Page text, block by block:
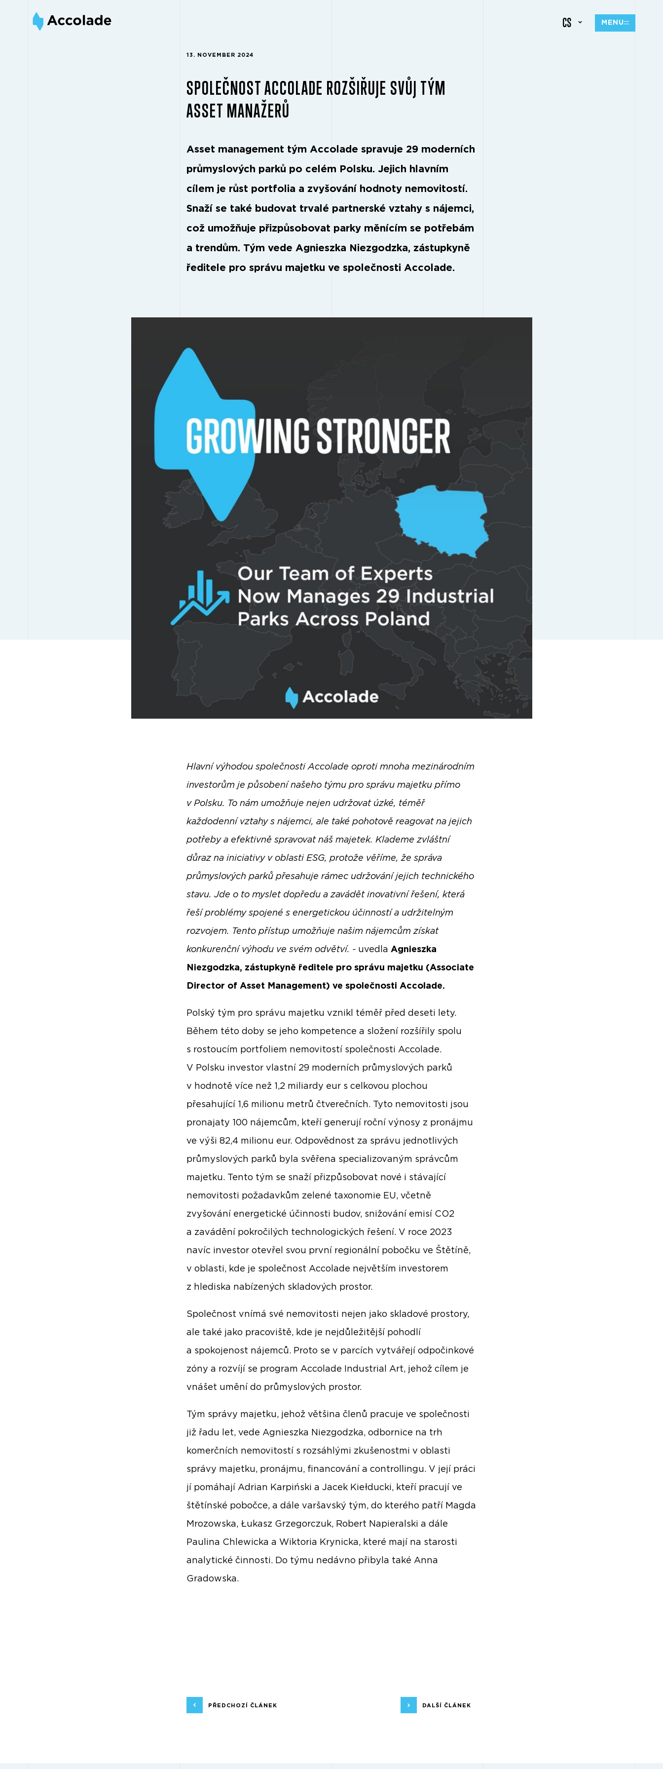
CS MENU
13. NOVEMBER 2024
SPOLEČNOST ACCOLADE ROZŠIŘUJE SVŮJ TÝM
ASSET MANAŽERŮ
Asset management tým Accolade spravuje 29 moderních
průmyslových parků po celém Polsku. Jejich hlavním
cílem je růst portfolia a zvyšování hodnoty nemovitostí.
Snaží se také budovat trvalé partnerské vztahy s nájemci,
což umožňuje přizpůsobovat parky měnícím se potřebám
a trendům. Tým vede Agnieszka Niezgodzka, zástupkyně
ředitele pro správu majetku ve společnosti Accolade.
Hlavní výhodou společnosti Accolade oproti mnoha mezinárodním
investorům je působení našeho týmu pro správu majetku přímo
v Polsku. To nám umožňuje nejen udržovat úzké, téměř
každodenní vztahy s nájemci, ale také pohotově reagovat na jejich
potřeby a efektivně spravovat náš majetek. Klademe zvláštní
důraz na iniciativy v oblasti ESG, protože věříme, že správa
průmyslových parků přesahuje rámec udržování jejich technického
stavu. Jde o to myslet dopředu a zavádět inovativní řešení, která
řeší problémy spojené s energetickou účinností a udržitelným
rozvojem. Tento přístup umožňuje našim nájemcům získat
konkurenční výhodu ve svém odvětví. - uvedla Agnieszka
Niezgodzka, zástupkyně ředitele pro správu majetku (Associate
Director of Asset Management) ve společnosti Accolade.
Polský tým pro správu majetku vznikl téměř před deseti lety.
Během této doby se jeho kompetence a složení rozšířily spolu
s rostoucím portfoliem nemovitostí společnosti Accolade.
V Polsku investor vlastní 29 moderních průmyslových parků
v hodnotě více než 1,2 miliardy eur s celkovou plochou
přesahující 1,6 milionu metrů čtverečních. Tyto nemovitosti jsou
pronajaty 100 nájemcům, kteří generují roční výnosy z pronájmu
ve výši 82,4 milionu eur. Odpovědnost za správu jednotlivých
průmyslových parků byla svěřena specializovaným správcům
majetku. Tento tým se snaží přizpůsobovat nové i stávající
nemovitosti požadavkům zelené taxonomie EU, včetně
zvyšování energetické účinnosti budov, snižování emisí CO2
a zavádění pokročilých technologických řešení. V roce 2023
navíc investor otevřel svou první regionální pobočku ve Štětíně,
v oblasti, kde je společnost Accolade největším investorem
z hlediska nabízených skladových prostor.
Společnost vnímá své nemovitosti nejen jako skladové prostory,
ale také jako pracoviště, kde je nejdůležitější pohodlí
a spokojenost nájemců. Proto se v parcích vytvářejí odpočinkové
zóny a rozvíjí se program Accolade Industrial Art, jehož cílem je
vnášet umění do průmyslových prostor.
Tým správy majetku, jehož většina členů pracuje ve společnosti
již řadu let, vede Agnieszka Niezgodzka, odbornice na trh
komerčních nemovitostí s rozsáhlými zkušenostmi v oblasti
správy majetku, pronájmu, financování a controllingu. V její práci
jí pomáhají Adrian Karpiński a Jacek Kiełducki, kteří pracují ve
štětínské pobočce, a dále varšavský tým, do kterého patří Magda
Mrozowska, Łukasz Grzegorczuk, Robert Napieralski a dále
Paulina Chlewicka a Wiktoria Krynicka, které mají na starosti
analytické činnosti. Do týmu nedávno přibyla také Anna
Gradowska.
PŘEDCHOZÍ ČLÁNEK DALŠÍ ČLÁNEK